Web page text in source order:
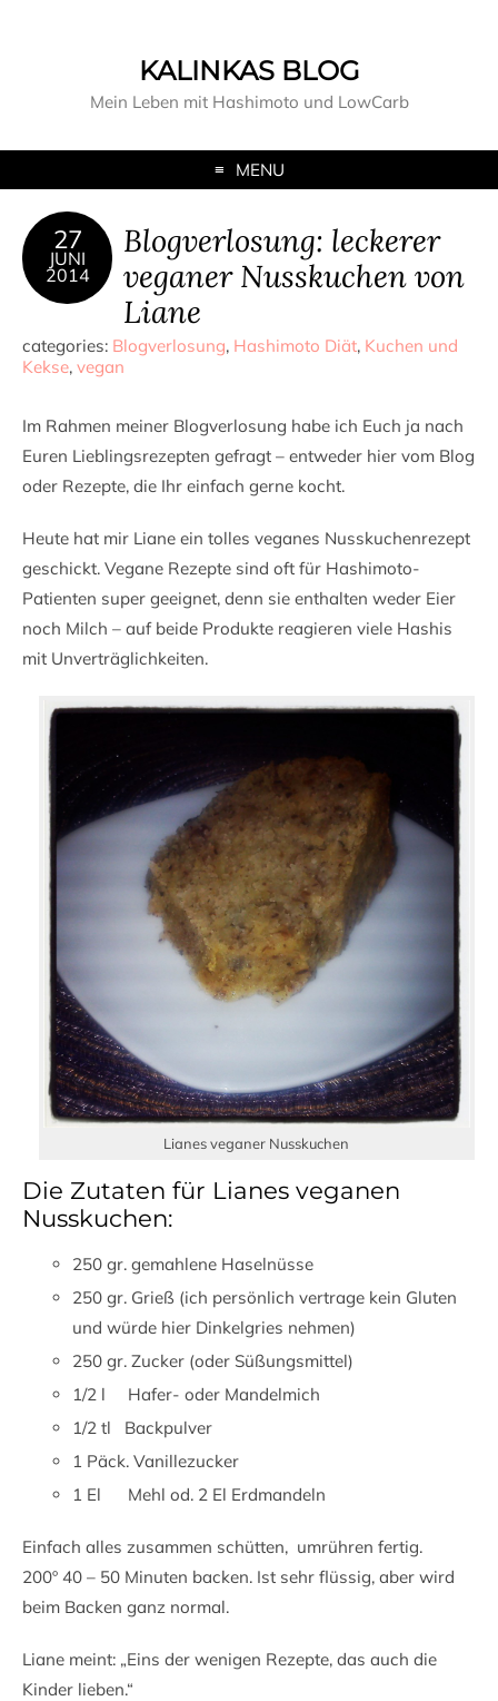
KALINKAS BLOG
Mein Leben mit Hashimoto und LowCarb
MENU
27
JUNI
2014
Blogverlosung: leckerer
veganer Nusskuchen von
Liane
categories: Blogverlosung, Hashimoto Diät, Kuchen und
Kekse, vegan
Im Rahmen meiner Blogverlosung habe ich Euch ja nach
Euren Lieblingsrezepten gefragt – entweder hier vom Blog
oder Rezepte, die Ihr einfach gerne kocht.
Heute hat mir Liane ein tolles veganes Nusskuchenrezept
geschickt. Vegane Rezepte sind oft für Hashimoto-
Patienten super geeignet, denn sie enthalten weder Eier
noch Milch – auf beide Produkte reagieren viele Hashis
mit Unverträglichkeiten.
Lianes veganer Nusskuchen
Die Zutaten für Lianes veganen
Nusskuchen:
250 gr. gemahlene Haselnüsse
250 gr. Grieß (ich persönlich vertrage kein Gluten
und würde hier Dinkelgries nehmen)
250 gr. Zucker (oder Süßungsmittel)
1/2 l Hafer- oder Mandelmich
1/2 tl Backpulver
1 Päck. Vanillezucker
1 El Mehl od. 2 El Erdmandeln
Einfach alles zusammen schütten, umrühren fertig.
200º 40 – 50 Minuten backen. Ist sehr flüssig, aber wird
beim Backen ganz normal.
Liane meint: „Eins der wenigen Rezepte, das auch die
Kinder lieben.“